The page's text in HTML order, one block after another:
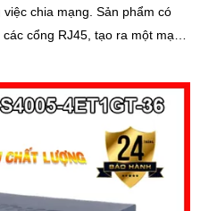
chia mạng. Sản phẩm có
cổng RJ45, tạo ra một mạng
khả năng truyền dữ liệu nhanh
POE, nó cung cấp nguồn